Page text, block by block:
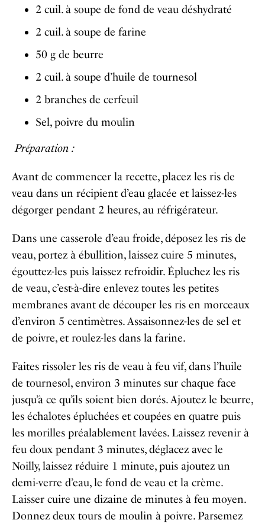
2 cuil. à soupe de fond de veau déshydraté
2 cuil. à soupe de farine
50 g de beurre
2 cuil. à soupe d’huile de tournesol
2 branches de cerfeuil
Sel, poivre du moulin
Préparation :
Avant de commencer la recette, placez les ris de
veau dans un récipient d’eau glacée et laissez-les
dégorger pendant 2 heures, au réfrigérateur.
Dans une casserole d’eau froide, déposez les ris de
veau, portez à ébullition, laissez cuire 5 minutes,
égouttez-les puis laissez refroidir. Épluchez les ris
de veau, c’est-à-dire enlevez toutes les petites
membranes avant de découper les ris en morceaux
d’environ 5 centimètres. Assaisonnez-les de sel et
de poivre, et roulez-les dans la farine.
Faites rissoler les ris de veau à feu vif, dans l’huile
de tournesol, environ 3 minutes sur chaque face
jusqu’à ce qu’ils soient bien dorés. Ajoutez le beurre,
les échalotes épluchées et coupées en quatre puis
les morilles préalablement lavées. Laissez revenir à
feu doux pendant 3 minutes, déglacez avec le
Noilly, laissez réduire 1 minute, puis ajoutez un
demi-verre d’eau, le fond de veau et la crème.
Laisser cuire une dizaine de minutes à feu moyen.
Donnez deux tours de moulin à poivre. Parsemez